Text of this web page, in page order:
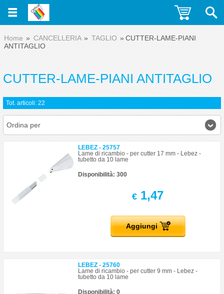
Home CANCELLERIA TAGLIO
CUTTER-LAME-PIANI
ANTITAGLIO
CUTTER-LAME-PIANI ANTITAGLIO
Tot. articoli: 22
Ordina per
LEBEZ - 25757
Lame di ricambio - per cutter 17 mm - Lebez -
tubetto da 10 lame
Disponibilità: 300
€ 1,47
Aggiungi
LEBEZ - 25760
Lame di ricambio - per cutter 9 mm - Lebez -
tubetto da 10 lame
Disponibilità: 0